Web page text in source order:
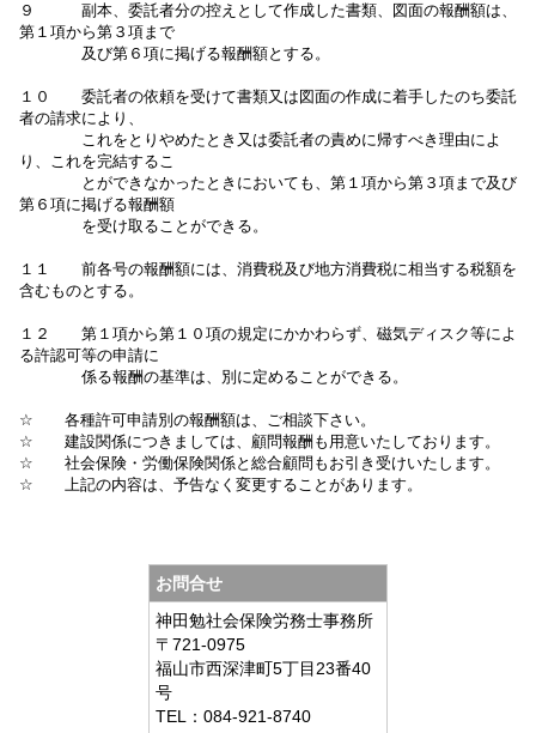
９ 副本、委託者分の控えとして作成した書類、図面の報酬額は、
第１項から第３項まで
及び第６項に掲げる報酬額とする。
１０ 委託者の依頼を受けて書類又は図面の作成に着手したのち委託
者の請求により、
これをとりやめたとき又は委託者の責めに帰すべき理由によ
り、これを完結するこ
とができなかったときにおいても、第１項から第３項まで及び
第６項に掲げる報酬額
を受け取ることができる。
１１ 前各号の報酬額には、消費税及び地方消費税に相当する税額を
含むものとする。
１２ 第１項から第１０項の規定にかかわらず、磁気ディスク等によ
る許認可等の申請に
係る報酬の基準は、別に定めることができる。
☆ 各種許可申請別の報酬額は、ご相談下さい。
☆ 建設関係につきましては、顧問報酬も用意いたしております。
☆ 社会保険・労働保険関係と総合顧問もお引き受けいたします。
☆ 上記の内容は、予告なく変更することがあります。
お問合せ
神田勉社会保険労務士事務所
〒721-0975
福山市西深津町5丁目23番40
号
TEL：084-921-8740